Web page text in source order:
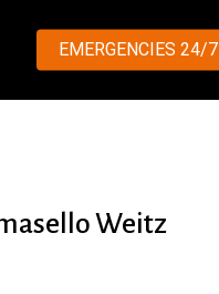
EMERGENCIES 24/7
Weitz